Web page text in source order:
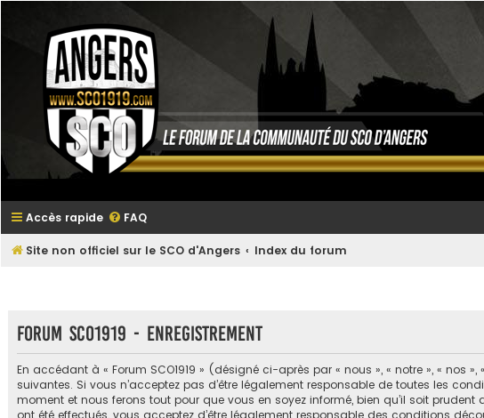
Accès rapide FAQ
Site non officiel sur le SCO d'Angers Index du forum
Forum SCO1919 - Enregistrement
En accédant à « Forum SCO1919 » (désigné ci-après par « nous », « notre », « nos
suivantes. Si vous n’acceptez pas d’être légalement responsable de toutes les
moment et nous ferons tout pour que vous en soyez informé, bien qu’il soit
ont été effectués, vous acceptez d’être légalement responsable des conditions